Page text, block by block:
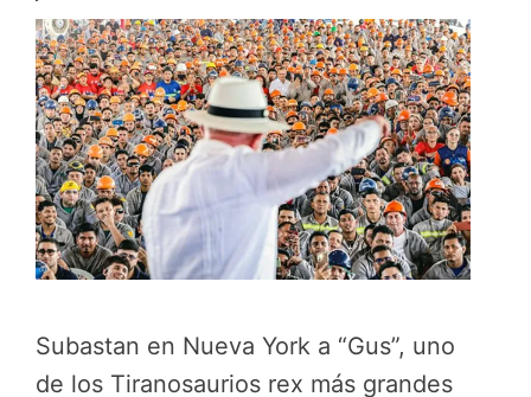
Subastan en Nueva York a “Gus”, uno
de los Tiranosaurios rex más grandes